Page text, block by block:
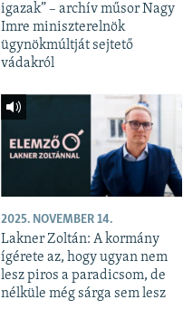
igazak” – archív műsor Nagy
Imre miniszterelnök
ügynökmúltját sejtető
vádakról
2025. NOVEMBER 14.
Lakner Zoltán: A kormány
ígérete az, hogy ugyan nem
lesz piros a paradicsom, de
nélküle még sárga sem lesz